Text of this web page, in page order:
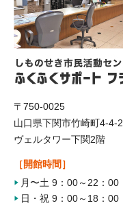
〒750-0025
山口県下関市竹崎町4-4-2
ヴェルタワー下関2階
［開館時間］
月〜土 9：00～22：00
日・祝 9：00～18：00